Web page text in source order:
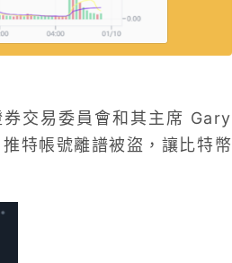
交易委員會和其主席 Gary
特帳號離譜被盜，讓比特幣